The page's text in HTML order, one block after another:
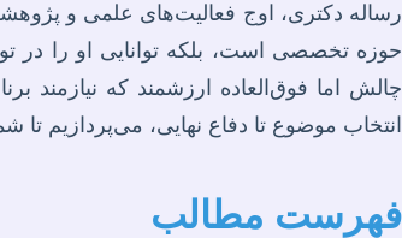
رساله دکتری، اوج فعالیت‌های علمی و
حوزه تخصصی است، بلکه توانایی او را در
چالش اما فوق‌العاده ارزشمند که نیازمند
انتخاب موضوع تا دفاع نهایی، می‌پردازیم تا
فهرست مطالب